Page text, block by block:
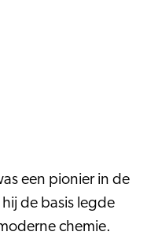
een pionier in de
de basis legde
chemie.